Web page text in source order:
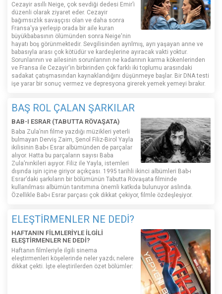
Cezayir asıllı Neige, çok sevdiği dedesi Emir’i
düzenli olarak ziyaret eder. Cezayir
bağımsızlık savaşçısı olan ve daha sonra
Fransa'ya yerleşip orada bir aile kuran
büyükbabasının ölümünden sonra Neige'nin
hayatı boş görünmektedir. Sevgilisinden ayrılmış, ayrı yaşayan anne ve
babasıyla arası çok kötüdür ve kardeşlerine ayıracak vakti yoktur.
Sorunlarının ve ailesinin sorunlarının ne kadarının karma kökenlerinden
ve Fransa ile Cezayir'in birbirinden çok farklı iki toplumu arasındaki
sadakat çatışmasından kaynaklandığını düşünmeye başlar. Bir DNA testi
işe yarar bir sonuç vermez ve depresyona girerek yemek yemeyi bırakır.
BAŞ ROL ÇALAN ŞARKILAR
BAB-I ESRAR (TABUTTA RÖVAŞATA)
Baba Zula’nın filme yazdığı müzikleri yeterli
bulmayan Derviş Zaim, Şenol Filiz-Birol Yayla
ikilisinin Bab-ı Esrar albümünden de parçalar
alıyor. Hatta bu parçaların sayısı Baba
Zula’nınkileri aşıyor. Filiz ile Yayla, istemleri
dışında işin içine giriyor açıkçası. 1995 tarihli ikinci albümleri Bab-ı
Esrar’daki şarkıların bir bölümünün Tabutta Rövaşata filminde
kullanılması albümün tanıtımına önemli katkıda bulunuyor aslında.
Özellikle Bab-ı Esrar parçası çok dikkat çekiyor, filmle özdeşleşiyor.
ELEŞTİRMENLER NE DEDİ?
HAFTANIN FİLMLERİYLE İLGİLİ
ELEŞTİRMENLER NE DEDİ?
Haftanın filmleriyle ilgili sinema
eleştirmenleri köşelerinde neler yazdı; nelere
dikkat çekti. İşte eleştirilerden özet bölümler: